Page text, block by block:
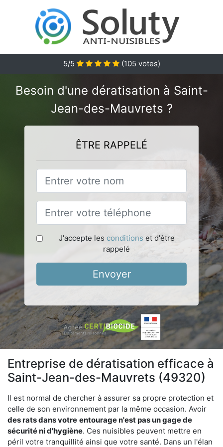
5/5 (105 votes)
Besoin d'une dératisation à Saint-
Jean-des-Mauvrets ?
ÊTRE RAPPELÉ
J'accepte les conditions et d'être
rappelé
Envoyer
Entreprise de dératisation efficace à
Saint-Jean-des-Mauvrets (49320)
Il est normal de chercher à assurer sa propre protection et
celle de son environnement par la même occasion. Avoir
des rats dans votre entourage n'est pas un gage de
sécurité ni d'hygiène. Ces nuisibles peuvent mettre en
péril votre tranquillité ainsi que votre santé. Dans un l'élan